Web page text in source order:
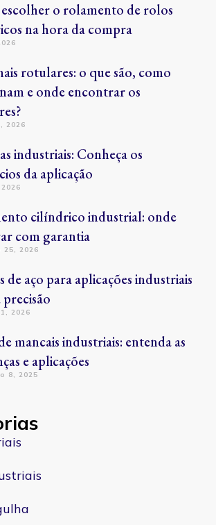
o rolamento de rolos
na hora da compra
rotulares: o que são, como
e onde encontrar os
2026
industriais: Conheça os
da aplicação
cilíndrico industrial: onde
com garantia
2026
de aço para aplicações industriais
2026
mancais industriais: entenda as
e aplicações
8, 2025